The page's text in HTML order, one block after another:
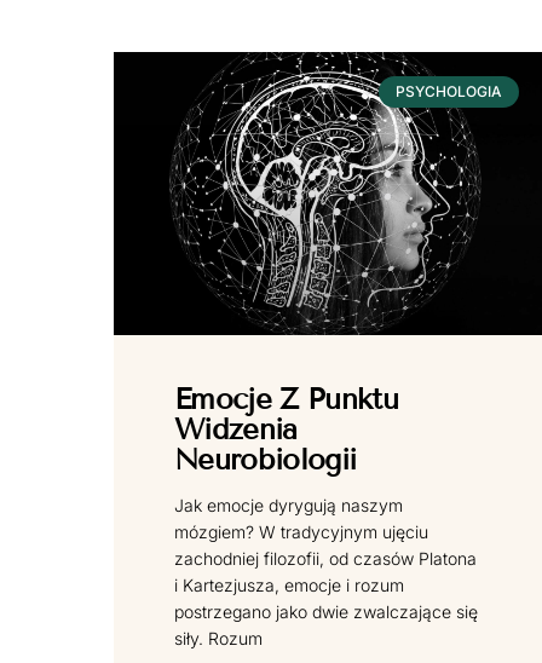
PSYCHOLOGIA
Emocje Z Punktu
Widzenia
Neurobiologii
Jak emocje dyrygują naszym
mózgiem? W tradycyjnym ujęciu
zachodniej filozofii, od czasów Platona
i Kartezjusza, emocje i rozum
postrzegano jako dwie zwalczające się
siły. Rozum